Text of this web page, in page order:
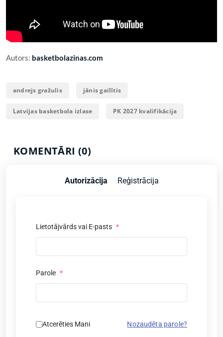
Autors: basketbolazinas.com
andrejs gražulis jānis gailītis
Latvijas basketbola izlase PK 2027 kvalifikācija
KOMENTĀRI (0)
Autorizācija Reģistrācija
Lietotājvārds vai E-pasts *
Parole *
Atcerēties Mani Nozaudēta parole?